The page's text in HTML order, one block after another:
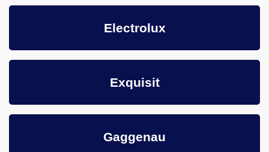
Electrolux
Exquisit
Gaggenau